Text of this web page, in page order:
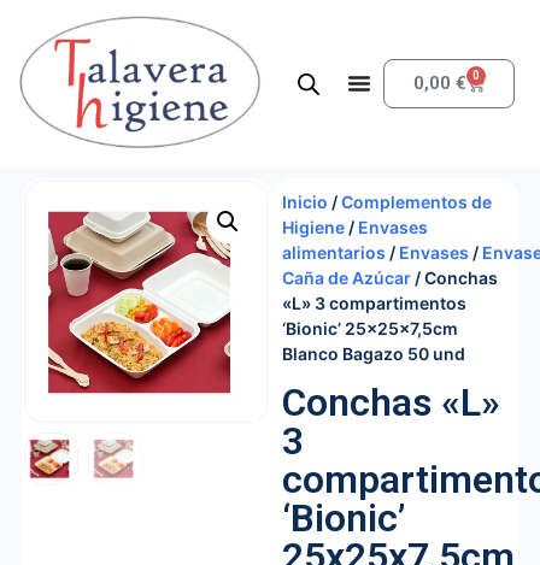
0,00€ 0
Inicio /Complementos de
Higiene / Envases
alimentarios / Envases /
Caña de Azúcar / Conchas
«L» 3 compartimentos
‘Bionic’ 25x25x7,5cm
Blanco Bagazo 50 und
Conchas «L»
3
‘Bionic’